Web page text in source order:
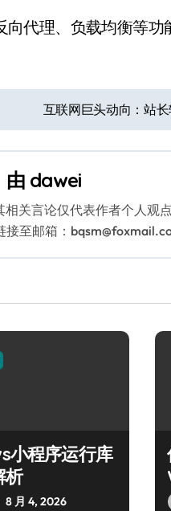
代理、负载均衡等
互联网巨头动向：站
由 dawei
关言论仅代表作者个人观
至邮箱：
小程序运行库
析
8 月 4, 2026